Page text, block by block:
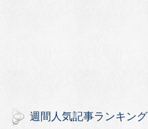
週間人気記事ランキング